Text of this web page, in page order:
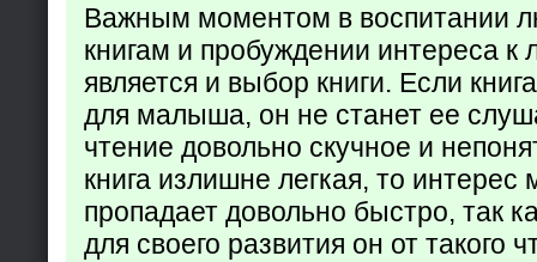
Важным моментом в воспитании
книгам и пробуждении интереса к
является и выбор книги. Если
для малыша, он не станет ее
чтение довольно скучное и
книга излишне легкая, то
пропадает довольно быстро, так
для своего развития он от такого